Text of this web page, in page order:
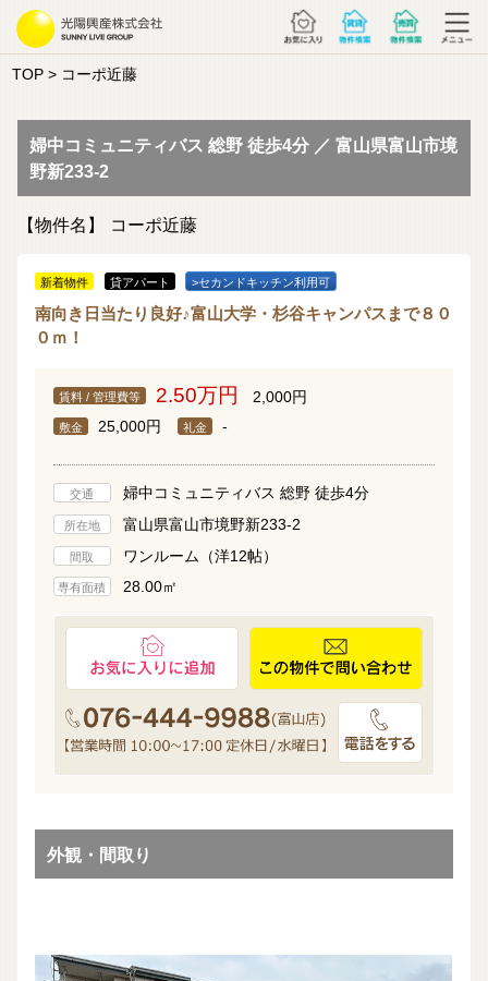
TOP> コーポ近藤
婦中コミュニティバス 総野 徒歩4分 ／ 富山県富山市境
野新233-2
【物件名】 コーポ近藤
新着物件 貸アパート >セカンドキッチン利用可
南向き日当たり良好♪富山大学・杉谷キャンパスまで８０
０ｍ！
賃料 / 管理費等 2.50万円 2,000円
敷金 25,000円 礼金 -
交通 婦中コミュニティバス 総野 徒歩4分
所在地 富山県富山市境野新233-2
間取 ワンルーム（洋12帖）
専有面積 28.00㎡
外観・間取り